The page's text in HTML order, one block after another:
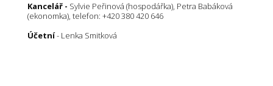
Kancelář - Sylvie Peřinová (hospodářka), Petra Babáková
(ekonomka), telefon: +420 380 420 646
Účetní- Lenka Smitková